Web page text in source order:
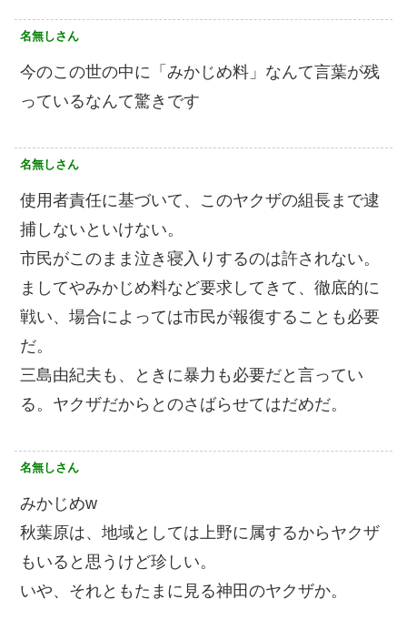
名無しさん
今のこの世の中に「みかじめ料」なんて言葉が残
っているなんて驚きです
名無しさん
使用者責任に基づいて、このヤクザの組長まで逮
捕しないといけない。
市民がこのまま泣き寝入りするのは許されない。
ましてやみかじめ料など要求してきて、徹底的に
戦い、場合によっては市民が報復することも必要
だ。
三島由紀夫も、ときに暴力も必要だと言ってい
る。ヤクザだからとのさばらせてはだめだ。
名無しさん
みかじめw
秋葉原は、地域としては上野に属するからヤクザ
もいると思うけど珍しい。
いや、それともたまに見る神田のヤクザか。